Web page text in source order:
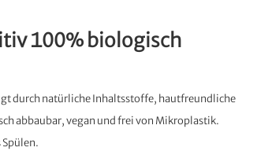
100% biologisch
durch natürliche Inhaltsstoffe, hautfreundliche
abbaubar, vegan und frei von Mikroplastik.